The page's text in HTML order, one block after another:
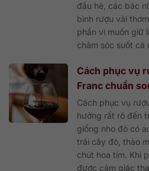
đầu hè, các bác
bình rượu vải
phần vì muốn giữ
chăm sóc suốt cả
Cách phục vụ
Franc chuẩn
Cách phục vụ
hưởng rất rõ đến
giống nho đỏ có
trái cây đỏ, thảo
chút hoa tím. Khi
được cảm giác